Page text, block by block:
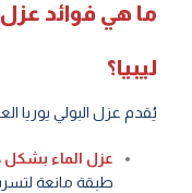
ما هي فوائد عزل
ليبيا؟
يُقدم عزل البولي يوريا
عزل الماء بشكل
طبقة مانعة